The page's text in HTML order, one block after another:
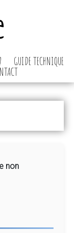
GUIDE TECHNIQUE
non